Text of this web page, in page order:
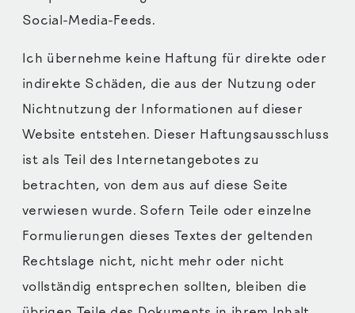
Social-Media-Feeds.
Ich übernehme keine Haftung für direkte oder
indirekte Schäden, die aus der Nutzung oder
Nichtnutzung der Informationen auf dieser
Website entstehen. Dieser Haftungsausschluss
ist als Teil des Internetangebotes zu
betrachten, von dem aus auf diese Seite
verwiesen wurde. Sofern Teile oder einzelne
Formulierungen dieses Textes der geltenden
Rechtslage nicht, nicht mehr oder nicht
vollständig entsprechen sollten, bleiben die